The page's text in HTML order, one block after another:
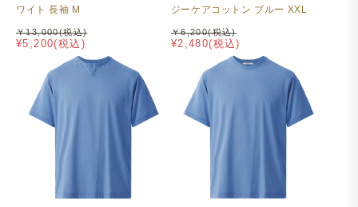
ワイト 長袖 M
¥5,200(税込)
￥13,000(税込)
ジーケアコットン ブルー XXL
¥2,480(税込)
￥6,200(税込)